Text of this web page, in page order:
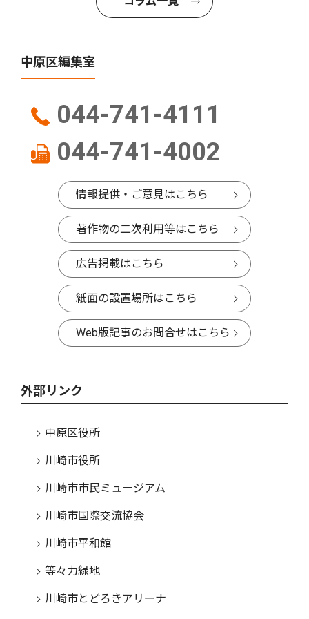
中原区編集室
044-741-4111
044-741-4002
情報提供・ご意見はこちら
著作物の二次利用等はこちら
広告掲載はこちら
紙面の設置場所はこちら
Web版記事のお問合せはこちら
外部リンク
中原区役所
川崎市役所
川崎市市民ミュージアム
川崎市国際交流協会
川崎市平和館
等々力緑地
川崎市とどろきアリーナ